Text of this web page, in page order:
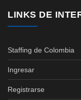
LINKS DE
Staffing de Colombia
Ingresar
Registrarse